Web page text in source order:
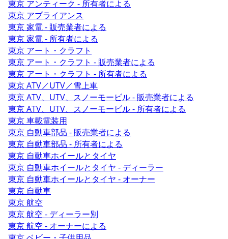
東京 アンティーク - 所有者による
東京 アプライアンス
東京 家電 - 販売業者による
東京 家電 - 所有者による
東京 アート・クラフト
東京 アート・クラフト - 販売業者による
東京 アート・クラフト - 所有者による
東京 ATV／UTV／雪上車
東京 ATV、UTV、スノーモービル - 販売業者による
東京 ATV、UTV、スノーモービル - 所有者による
東京 車載電装用
東京 自動車部品 - 販売業者による
東京 自動車部品 - 所有者による
東京 自動車ホイールとタイヤ
東京 自動車ホイールとタイヤ - ディーラー
東京 自動車ホイールとタイヤ - オーナー
東京 自動車
東京 航空
東京 航空 - ディーラー別
東京 航空 - オーナーによる